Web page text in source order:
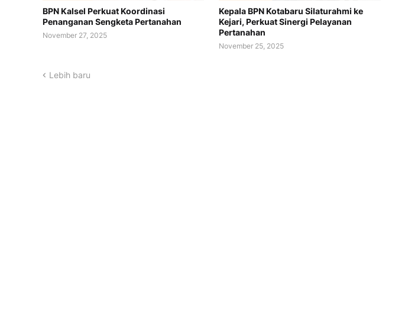
BPN Kalsel Perkuat Koordinasi
Penanganan Sengketa Pertanahan
November 27, 2025
Kepala BPN Kotabaru Silaturahmi ke
Kejari, Perkuat Sinergi Pelayanan
Pertanahan
November 25, 2025
Lebih baru